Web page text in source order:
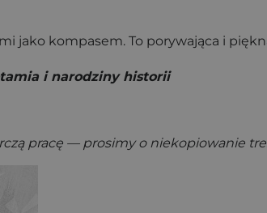
jako kompasem. To porywająca i
i narodziny historii
pracę — prosimy o niekopiowanie